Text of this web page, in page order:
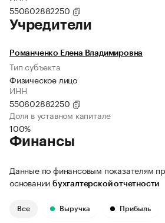
550602882250
Учредители
Романченко Елена Владимировна
Тип субъекта
Физическое лицо
ИНН
550602882250
Доля в уставном капитале
100%
Финансы
Данные по финансовым показателям
основании бухгалтерской отчетности
Все Выручка Прибыль